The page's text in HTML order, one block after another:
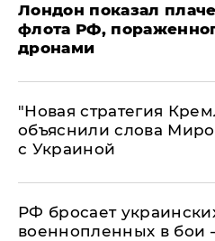
Лондон показал
флота РФ,
дронами
"Новая стратегия
объяснили слова
с Украиной
РФ бросает
военнопленных в бои